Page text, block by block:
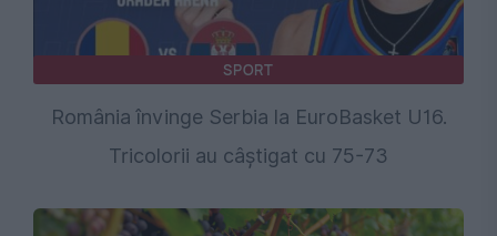
SPORT
România învinge Serbia la EuroBasket U16.
Tricolorii au câștigat cu 75-73